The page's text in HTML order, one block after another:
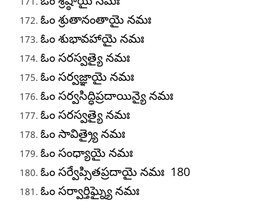
ఓం శ్రుతానంతాయై నమః
ఓం శుభావహాయై నమః
ఓం సరస్వత్యై నమః
ఓం సర్వజ్ఞాయై నమః
ఓం సర్వసిద్ధిప్రదాయిన్యై నమః
ఓం సరస్వత్యై నమః
ఓం సావిత్ర్యై నమః
ఓం సంధ్యాయై నమః
ఓం సర్వేప్సితప్రదాయై నమః 180
ఓం సర్వార్తిఘ్న్యై నమః